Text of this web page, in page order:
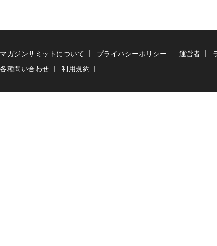
マガジンサミットについて プライバシーポリシー 運営者
各種問い合わせ
利用規約